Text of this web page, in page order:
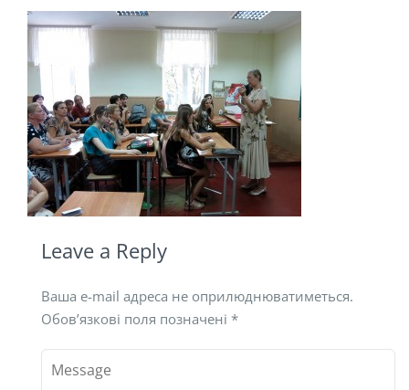
Leave a Reply
Ваша e-mail адреса не оприлюднюватиметься.
Обов’язкові поля позначені *